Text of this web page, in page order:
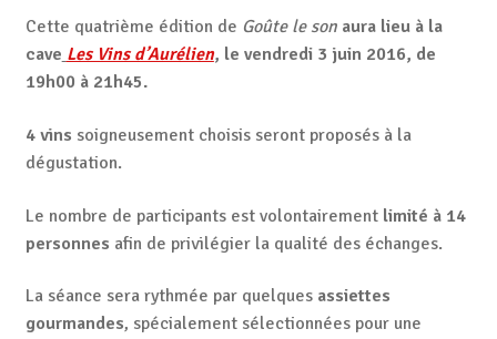
Cette quatrième édition de Goûte le son aura lieu à la
cave Les Vins d’Aurélien, le vendredi 3 juin 2016, de
19h00 à 21h45.
4 vins soigneusement choisis seront proposés à la
dégustation.
Le nombre de participants est volontairement limité à 14
personnes afin de privilégier la qualité des échanges.
La séance sera rythmée par quelques assiettes
gourmandes, spécialement sélectionnées pour une